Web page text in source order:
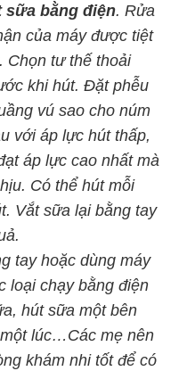
sữa bằng điện. Rửa
của máy được tiệt
Chọn tư thế thoải
khi hút. Đặt phễu
vú sao cho núm
với áp lực hút thấp,
áp lực cao nhất mà
Có thể hút mỗi
Vắt sữa lại bằng tay
tay hoặc dùng máy
loại chạy bằng điện
hút sữa một bên
lúc…Các mẹ nên
khám nhi tốt để có